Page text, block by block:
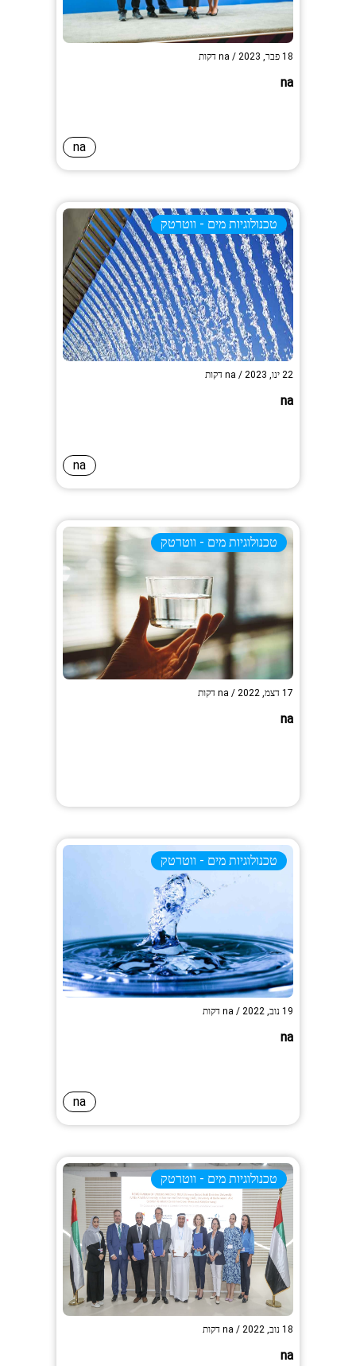
18 פבר, 2023 /
na דקות
na
na
טכנולוגיות מים - ווטרטק
22 ינו, 2023 /
na דקות
na
na
טכנולוגיות מים - ווטרטק
17 דצמ, 2022 /
na דקות
na
טכנולוגיות מים - ווטרטק
19 נוב, 2022 /
na דקות
na
na
טכנולוגיות מים - ווטרטק
18 נוב, 2022 /
na דקות
na